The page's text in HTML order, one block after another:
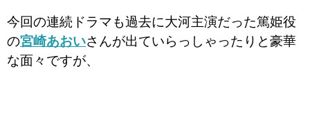
今回の連続ドラマも過去に大河主演だった篤姫役
の宮崎あおいさんが出ていらっしゃったりと豪華
な面々ですが、